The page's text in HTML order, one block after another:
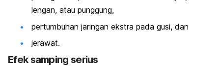
lengan, atau punggung,
pertumbuhan jaringan ekstra pada gusi, dan
jerawat.
Efek samping serius